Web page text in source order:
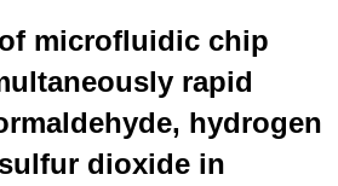
microfluidic chip
rapid
hydrogen
dioxide in